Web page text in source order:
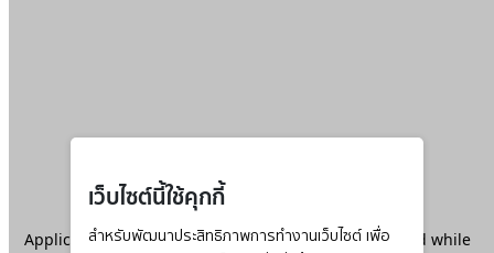
เว็บไซต์นี้ใช้คุกกี้
สำหรับพัฒนาประสิทธิภาพการทำงานเว็บไซต์ เพื่อ
Application error: aclient-side exception has occurred while